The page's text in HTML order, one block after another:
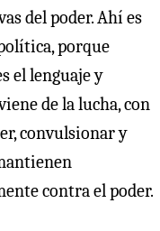
del poder. Ahí es
porque
el lenguaje y
de la lucha, con
convulsionar y
contra el poder.